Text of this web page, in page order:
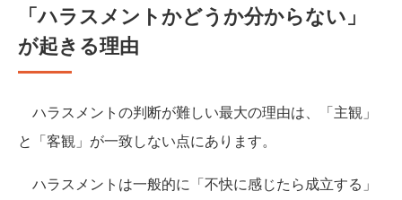
「ハラスメントかどうか分からない」
が起きる理由
ハラスメントの判断が難しい最大の理由は、「主観」
と「客観」が一致しない点にあります。
ハラスメントは一般的に「不快に感じたら成立する」